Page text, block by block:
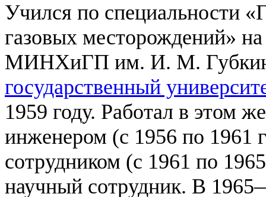
Учился по специальности
газовых месторождений» на
МИНХиГП им. И. М.
государственный
1959 году. Работал в этом
инженером (с 1956 по 1961
сотрудником (с 1961 по
научный сотрудник. В